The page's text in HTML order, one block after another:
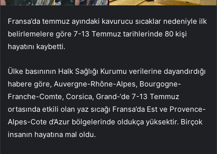
Fransa’da temmuz ayındaki kavurucu sıcaklar nedeniyle ilk
belirlemelere göre 7-13 Temmuz tarihlerinde 80 kişi
hayatını kaybetti.
Ülke basınının Halk Sağlığı Kurumu verilerine dayandırdığı
habere göre, Auvergne-Rhône-Alpes, Bourgogne-
Franche-Comte, Corsica, Grand-‘de 7-13 Temmuz
ortasında etkili olan yaz sıcağı Fransa’da Est ve Provence-
Alpes-Cote d’Azur bölgelerinde oldukça yüksektir. Birçok
insanın hayatına mal oldu.